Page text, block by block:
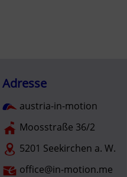
Adresse
austria-in-motion
Moosstraße 36/2
5201 Seekirchen a. W.
office@in-motion.me